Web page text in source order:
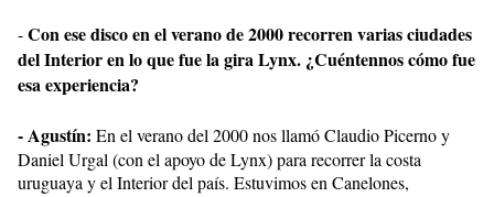
-Con ese disco en el verano de 2000 recorren varias ciudades
del Interior en lo que fue la gira Lynx. ¿Cuéntennos cómo fue
esa experiencia?
- Agustín: En el verano del 2000 nos llamó Claudio Picerno y
Daniel Urgal (con el apoyo de Lynx) para recorrer la costa
uruguaya y el Interior del país. Estuvimos en Canelones,